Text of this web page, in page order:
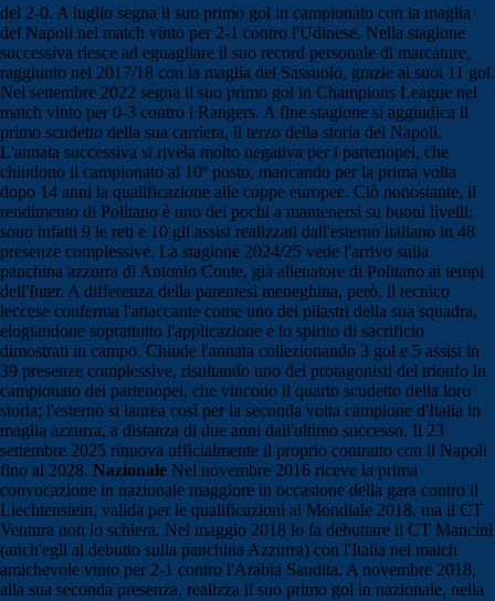
del 2-0. A luglio segna il suo primo gol in campionato con la maglia
del Napoli nel match vinto per 2-1 contro l'Udinese. Nella stagione
successiva riesce ad eguagliare il suo record personale di marcature,
raggiunto nel 2017/18 con la maglia del Sassuolo, grazie ai suoi 11 gol.
Nel settembre 2022 segna il suo primo gol in Champions League nel
match vinto per 0-3 contro i Rangers. A fine stagione si aggiudica il
primo scudetto della sua carriera, il terzo della storia del Napoli.
L'annata successiva si rivela molto negativa per i partenopei, che
chiudono il campionato al 10º posto, mancando per la prima volta
dopo 14 anni la qualificazione alle coppe europee. Ciò nonostante, il
rendimento di Politano è uno dei pochi a mantenersi su buoni livelli:
sono infatti 9 le reti e 10 gli assist realizzati dall'esterno italiano in 48
presenze complessive. La stagione 2024/25 vede l'arrivo sulla
panchina azzurra di Antonio Conte, già allenatore di Politano ai tempi
dell'Inter. A differenza della parentesi meneghina, però, il tecnico
leccese conferma l'attaccante come uno dei pilastri della sua squadra,
elogiandone soprattutto l'applicazione e lo spirito di sacrificio
dimostrati in campo. Chiude l'annata collezionando 3 gol e 5 assist in
39 presenze complessive, risultando uno dei protagonisti del trionfo in
campionato dei partenopei, che vincono il quarto scudetto della loro
storia; l'esterno si laurea così per la seconda volta campione d'Italia in
maglia azzurra, a distanza di due anni dall'ultimo successo. Il 23
settembre 2025 rinnova ufficialmente il proprio contratto con il Napoli
fino al 2028. Nazionale Nel novembre 2016 riceve la prima
convocazione in nazionale maggiore in occasione della gara contro il
Liechtenstein, valida per le qualificazioni al Mondiale 2018, ma il CT
Ventura non lo schiera. Nel maggio 2018 lo fa debuttare il CT Mancini
(anch'egli al debutto sulla panchina Azzurra) con l'Italia nel match
amichevole vinto per 2-1 contro l'Arabia Saudita. A novembre 2018,
alla sua seconda presenza, realizza il suo primo gol in nazionale, nella